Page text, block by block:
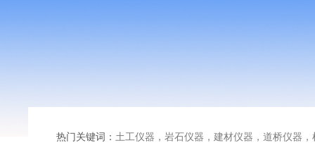
热门关键词： 土工仪器，岩石仪器，建材仪器，道桥仪器，检测